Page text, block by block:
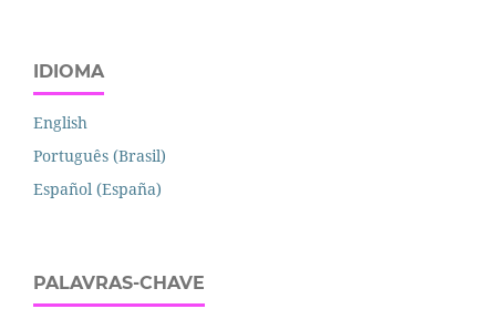
IDIOMA
English
Português (Brasil)
Español (España)
PALAVRAS-CHAVE